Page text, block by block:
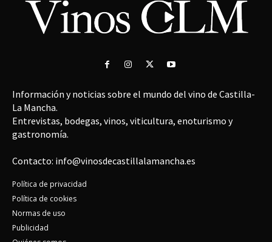
Información y noticias sobre el mundo del vino de Castilla-
La Mancha.
Entrevistas, bodegas, vinos, viticultura, enoturismo y
gastronomía.
Contacto: info@vinosdecastillalamancha.es
Política de privacidad
Política de cookies
Normas de uso
Publicidad